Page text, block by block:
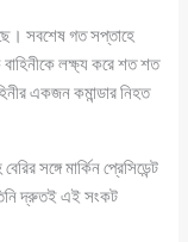
সবশেষ গত সপ্তাহে
বাহিনীকে লক্ষ্য করে শত শত
একজন কমান্ডার নিহত
সঙ্গে মার্কিন প্রেসিডেন্ট
দ্রুতই এই সংকট